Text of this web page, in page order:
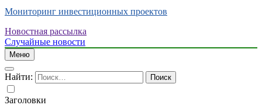
Мониторинг инвестиционных проектов
Новостная рассылка
Случайные новости
Меню
Найти:
Заголовки